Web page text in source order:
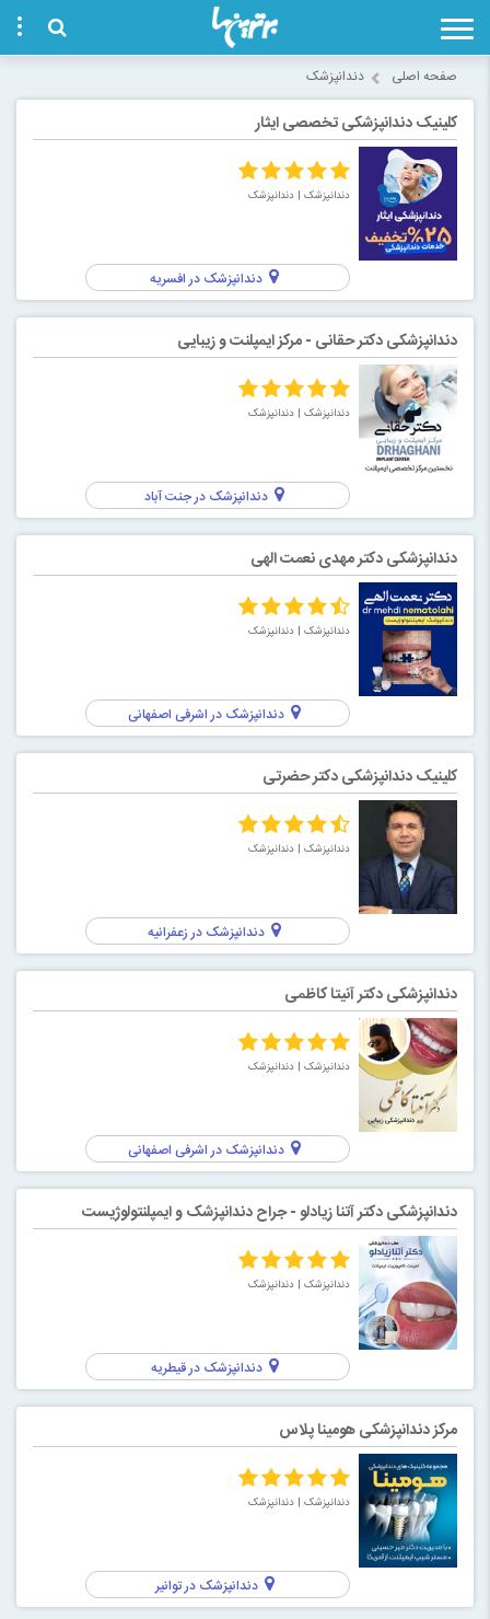
صفحه اصلی دندانپزشک
کلینیک دندانپزشکی تخصصی ایثار
دندانپزشک | دندانپزشک
دندانپزشک در افسریه
دندانپزشکی دکتر حقانی - مرکز ایمپلنت و زیبایی
دندانپزشک | دندانپزشک
دندانپزشک در جنت آباد
دندانپزشکی دکتر مهدی نعمت الهی
دندانپزشک | دندانپزشک
دندانپزشک در اشرفی اصفهانی
کلینیک دندانپزشکی دکتر حضرتی
دندانپزشک | دندانپزشک
دندانپزشک در زعفرانیه
دندانپزشكى دكتر آنیتا کاظمی
دندانپزشک | دندانپزشک
دندانپزشک در اشرفی اصفهانی
دندانپزشکی دکتر آتنا زیادلو - جراح دندانپزشک و ایمپلنتولوژیست
دندانپزشک | دندانپزشک
دندانپزشک در قیطریه
مرکز دندانپزشکی هومینا پلاس
دندانپزشک | دندانپزشک
دندانپزشک در توانیر